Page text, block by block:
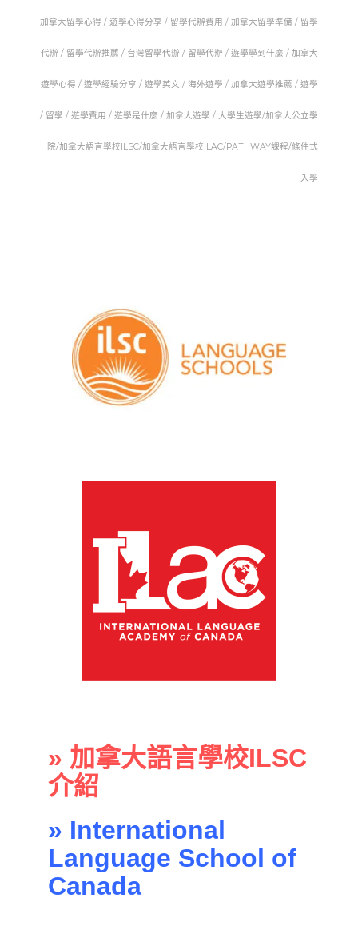
加拿大留學心得 / 遊學心得分享 / 留學代辦費用 / 加拿大留學準備 / 留學
代辦 / 留學代辦推薦 / 台灣留學代辦 / 留學代辦 / 遊學學到什麼 / 加拿大
遊學心得 / 遊學經驗分享 / 遊學英文 / 海外遊學 / 加拿大遊學推薦 / 遊學
/ 留學 / 遊學費用 / 遊學是什麼 / 加拿大遊學 / 大學生遊學/加拿大公立學
院/加拿大語言學校ILSC/加拿大語言學校ILAC/PATHWAY課程/條件式
入學
» 加拿大語言學校ILSC
介紹
» International
Language School of
Canada